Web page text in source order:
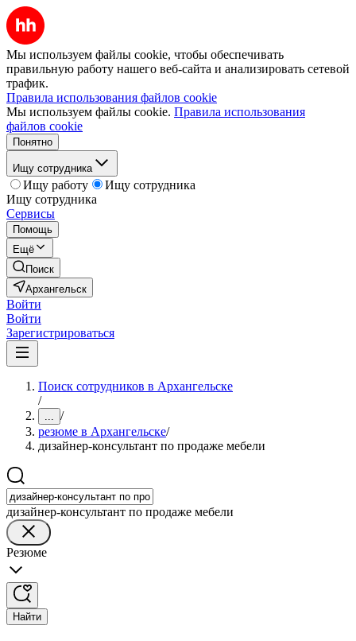
Мы используем файлы cookie, чтобы обеспечивать
правильную работу нашего веб-сайта и анализировать сетевой
трафик.
Правила использования файлов cookie
Мы используем файлы cookie. Правила использования
файлов cookie
Понятно
Ищу сотрудника
Ищу работу
Ищу сотрудника
Ищу сотрудника
Сервисы
Помощь
Ещё
Поиск
Архангельск
Войти
Войти
Зарегистрироваться
Поиск сотрудников в Архангельске
/
... /
резюме в Архангельске/
дизайнер-консультант по продаже мебели
дизайнер-консультант по продаже мебели
Резюме
Найти